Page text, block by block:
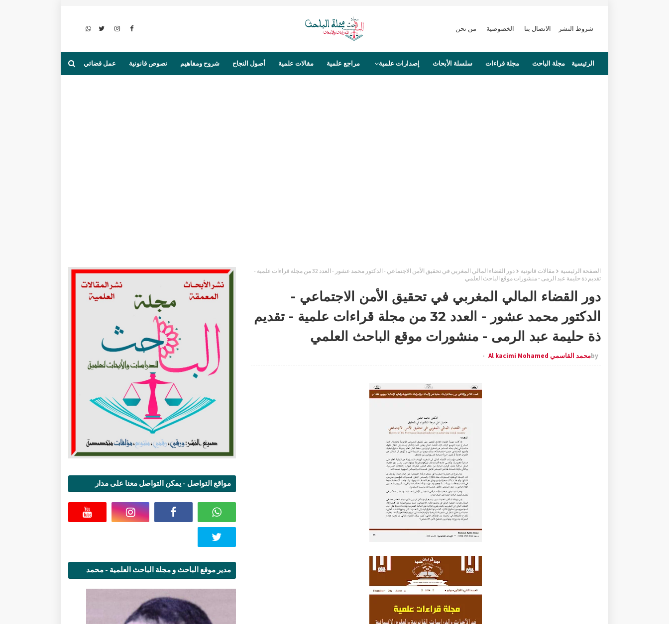
شروط النشر الاتصال بنا الخصوصية من نحن
الرئيسية مجلة الباحث مجلة قراءات سلسلة الأبحاث إصدارات علمية مراجع علمية مقالات علمية أصول النجاح شروح ومفاهيم نصوص قانونية عمل قضائي
الصفحة الرئيسية مقالات قانونية
دور القضاء المالي المغربي في تحقيق الأمن الاجتماعي - الدكتور محمد عشور - العدد 32 من مجلة قراءات علمية -
تقديم ذة حليمة عبد الرمى - منشورات موقع الباحث العلمي
دور القضاء المالي المغربي في تحقيق الأمن الاجتماعي -
الدكتور محمد عشور - العدد 32 من مجلة قراءات علمية - تقديم
ذة حليمة عبد الرمى - منشورات موقع الباحث العلمي
byمحمد القاسمي Al kacimi Mohamed
مواقع التواصل - يمكن التواصل معنا على مدار
مدير موقع الباحث و مجلة الباحث العلمية - محمد